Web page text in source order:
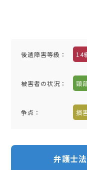
後遺障害等級： 14
被害者の状況： 頸
争点： 損
弁護士